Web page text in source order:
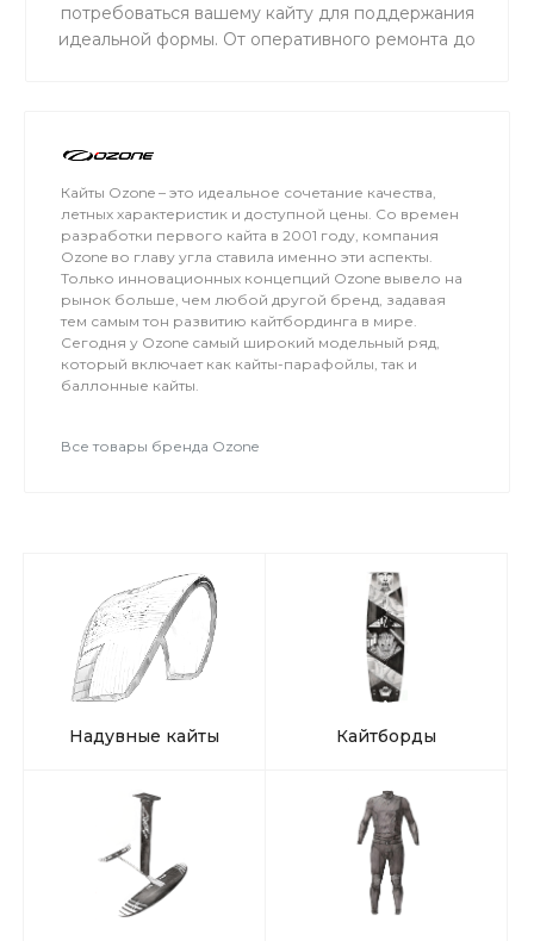
потребоваться вашему кайту для поддержания
идеальной формы. От оперативного ремонта до
Кайты Ozone – это идеальное сочетание качества,
летных характеристик и доступной цены. Со времен
разработки первого кайта в 2001 году, компания
Ozone во главу угла ставила именно эти аспекты.
Только инновационных концепций Ozone вывело на
рынок больше, чем любой другой бренд, задавая
тем самым тон развитию кайтбординга в мире.
Сегодня у Ozone самый широкий модельный ряд,
который включает как кайты-парафойлы, так и
баллонные кайты.
Все товары бренда Ozone
Надувные кайты Кайтборды